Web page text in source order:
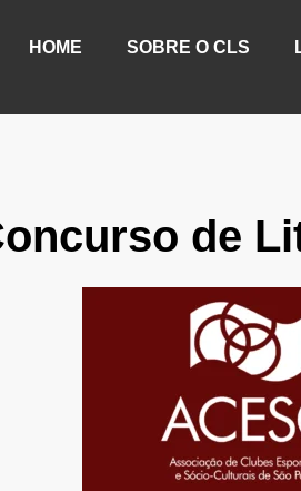
HOME SOBRE O CLS
de